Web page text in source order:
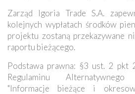
Zarząd Igoria Trade S.A.
kolejnych wypłatach środków
projektu zostaną przekazywane
raportu bieżącego.
Podstawa prawna: §3 ust. 2 pkt
Regulaminu
"Informacje bieżące i